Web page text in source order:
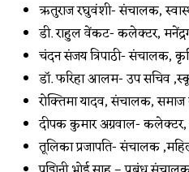
ऋतुराज रघुवंशी- संचालक,
डी. राहुल वेंकट- कलेक्टर,
चंदन संजय त्रिपाठी- संचालक,
डॉ. फरिहा आलम- उप सचिव
रोक्तिमा यादव, संचालक,
दीपक कुमार अग्रवाल- कलेक्टर,
तूलिका प्रजापति- संचालक